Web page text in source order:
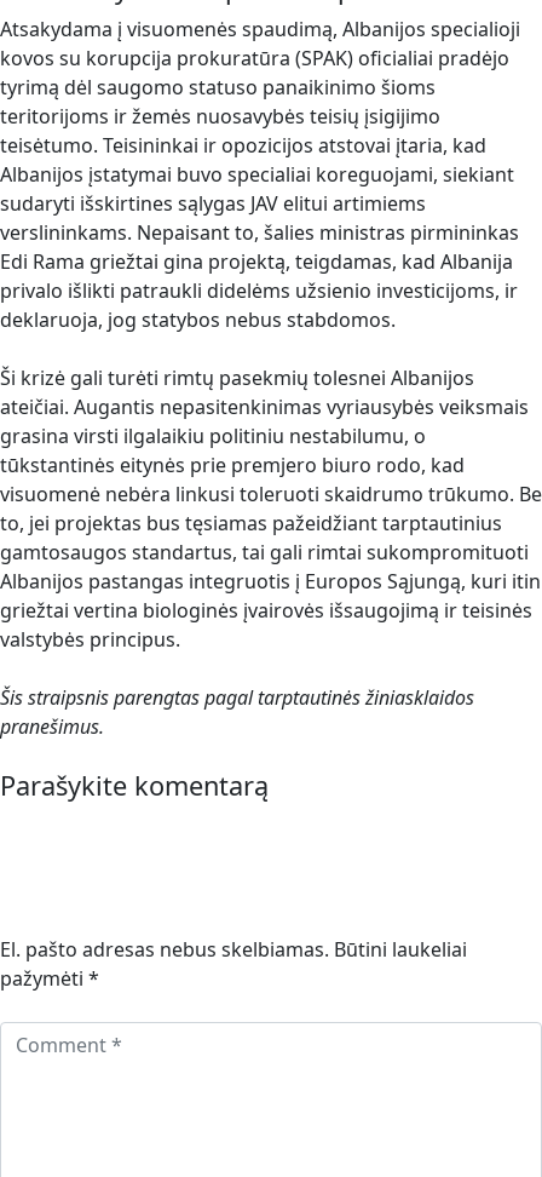
Atsakydama į visuomenės spaudimą, Albanijos specialioji
kovos su korupcija prokuratūra (SPAK) oficialiai pradėjo
tyrimą dėl saugomo statuso panaikinimo šioms
teritorijoms ir žemės nuosavybės teisių įsigijimo
teisėtumo. Teisininkai ir opozicijos atstovai įtaria, kad
Albanijos įstatymai buvo specialiai koreguojami, siekiant
sudaryti išskirtines sąlygas JAV elitui artimiems
verslininkams. Nepaisant to, šalies ministras pirmininkas
Edi Rama griežtai gina projektą, teigdamas, kad Albanija
privalo išlikti patraukli didelėms užsienio investicijoms, ir
deklaruoja, jog statybos nebus stabdomos.
Ši krizė gali turėti rimtų pasekmių tolesnei Albanijos
ateičiai. Augantis nepasitenkinimas vyriausybės veiksmais
grasina virsti ilgalaikiu politiniu nestabilumu, o
tūkstantinės eitynės prie premjero biuro rodo, kad
visuomenė nebėra linkusi toleruoti skaidrumo trūkumo. Be
to, jei projektas bus tęsiamas pažeidžiant tarptautinius
gamtosaugos standartus, tai gali rimtai sukompromituoti
Albanijos pastangas integruotis į Europos Sąjungą, kuri itin
griežtai vertina biologinės įvairovės išsaugojimą ir teisinės
valstybės principus.
Šis straipsnis parengtas pagal tarptautinės žiniasklaidos
pranešimus.
Parašykite komentarą
El. pašto adresas nebus skelbiamas. Būtini laukeliai
pažymėti *